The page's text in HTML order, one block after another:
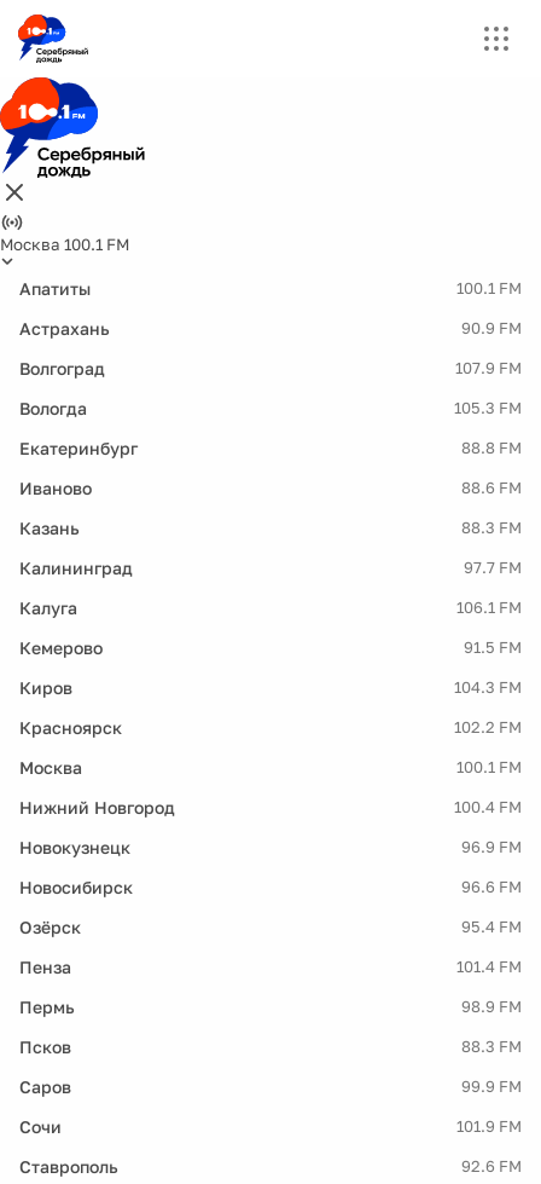
Москва 100.1 FM
Апатиты 100.1 FM
Астрахань 90.9 FM
Волгоград 107.9 FM
Вологда 105.3 FM
Екатеринбург 88.8 FM
Иваново 88.6 FM
Казань 88.3 FM
Калининград 97.7 FM
Калуга 106.1 FM
Кемерово 91.5 FM
Киров 104.3 FM
Красноярск 102.2 FM
Москва 100.1 FM
Нижний Новгород 100.4 FM
Новокузнецк 96.9 FM
Новосибирск 96.6 FM
Озёрск 95.4 FM
Пенза 101.4 FM
Пермь 98.9 FM
Псков 88.3 FM
Саров 99.9 FM
Сочи 101.9 FM
Ставрополь 92.6 FM